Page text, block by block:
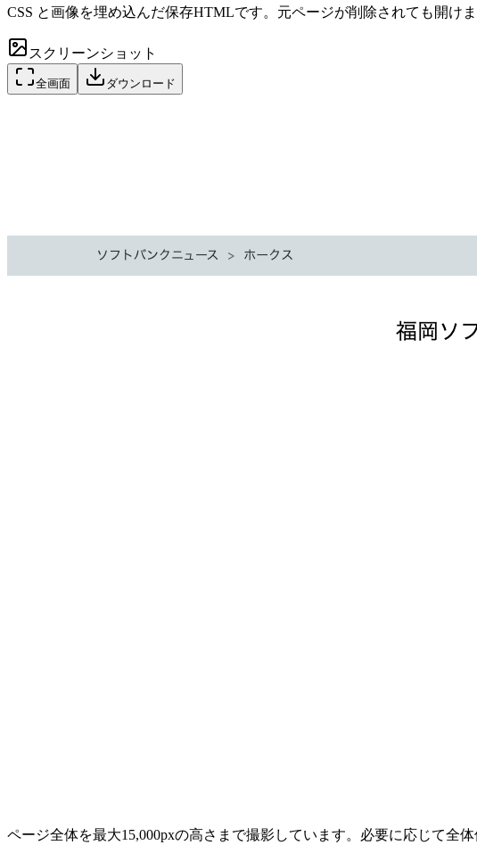
CSS と画像を埋め込んだ保存HTMLです。元ページが削除されても開けま
スクリーンショット
全画面 ダウンロード
ページ全体を最大15,000pxの高さまで撮影しています。必要に応じて全体